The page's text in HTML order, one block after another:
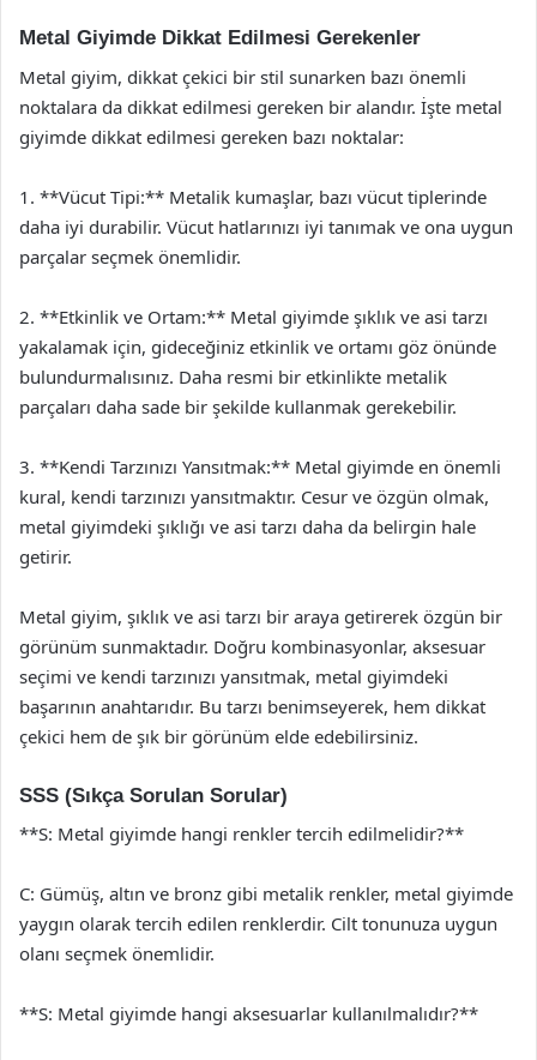
Metal Giyimde Dikkat Edilmesi Gerekenler
Metal giyim, dikkat çekici bir stil sunarken bazı önemli
noktalara da dikkat edilmesi gereken bir alandır. İşte metal
giyimde dikkat edilmesi gereken bazı noktalar:
1. **Vücut Tipi:** Metalik kumaşlar, bazı vücut tiplerinde
daha iyi durabilir. Vücut hatlarınızı iyi tanımak ve ona uygun
parçalar seçmek önemlidir.
2. **Etkinlik ve Ortam:** Metal giyimde şıklık ve asi tarzı
yakalamak için, gideceğiniz etkinlik ve ortamı göz önünde
bulundurmalısınız. Daha resmi bir etkinlikte metalik
parçaları daha sade bir şekilde kullanmak gerekebilir.
3. **Kendi Tarzınızı Yansıtmak:** Metal giyimde en önemli
kural, kendi tarzınızı yansıtmaktır. Cesur ve özgün olmak,
metal giyimdeki şıklığı ve asi tarzı daha da belirgin hale
getirir.
Metal giyim, şıklık ve asi tarzı bir araya getirerek özgün bir
görünüm sunmaktadır. Doğru kombinasyonlar, aksesuar
seçimi ve kendi tarzınızı yansıtmak, metal giyimdeki
başarının anahtarıdır. Bu tarzı benimseyerek, hem dikkat
çekici hem de şık bir görünüm elde edebilirsiniz.
SSS (Sıkça Sorulan Sorular)
**S: Metal giyimde hangi renkler tercih edilmelidir?**
C: Gümüş, altın ve bronz gibi metalik renkler, metal giyimde
yaygın olarak tercih edilen renklerdir. Cilt tonunuza uygun
olanı seçmek önemlidir.
**S: Metal giyimde hangi aksesuarlar kullanılmalıdır?**